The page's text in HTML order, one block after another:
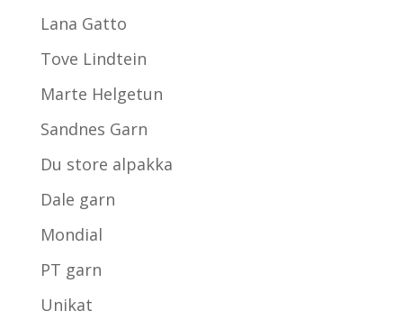
Lana Gatto
Tove Lindtein
Marte Helgetun
Sandnes Garn
Du store alpakka
Dale garn
Mondial
PT garn
Unikat